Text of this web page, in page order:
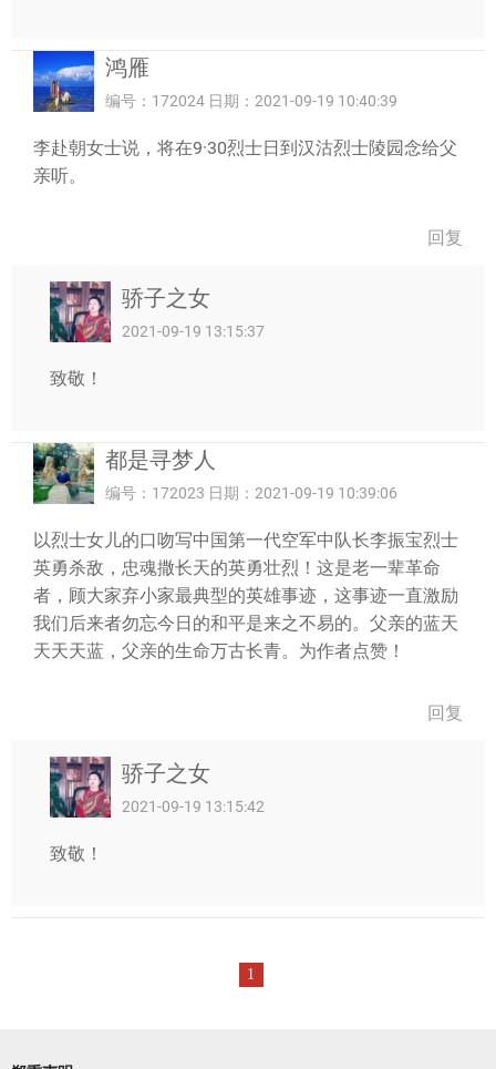
鸿雁
编号：172024 日期：2021-09-19 10:40:39
李赴朝女士说，将在9·30烈士日到汉沽烈士陵园念给父
亲听。
回复
骄子之女
2021-09-19 13:15:37
致敬！
都是寻梦人
编号：172023 日期：2021-09-19 10:39:06
以烈士女儿的口吻写中国第一代空军中队长李振宝烈士
英勇杀敌，忠魂撒长天的英勇壮烈！这是老一辈革命
者，顾大家弃小家最典型的英雄事迹，这事迹一直激励
我们后来者勿忘今日的和平是来之不易的。父亲的蓝天
天天天蓝，父亲的生命万古长青。为作者点赞！
回复
骄子之女
2021-09-19 13:15:42
致敬！
1